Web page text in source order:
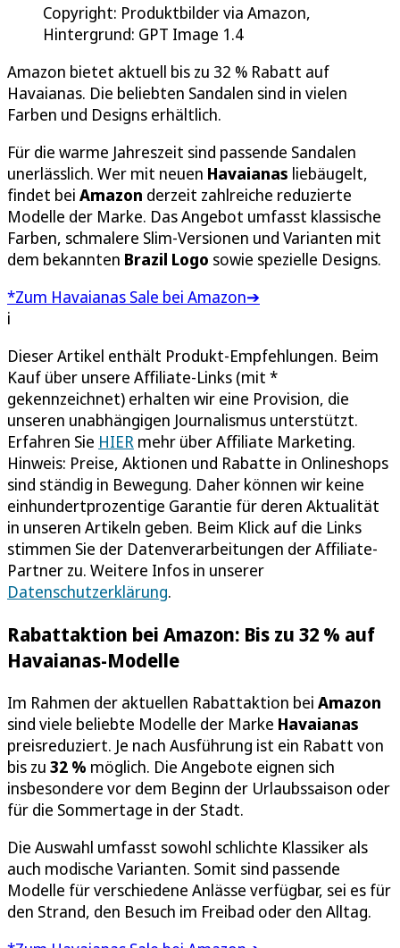
Copyright: Produktbilder via Amazon,
Hintergrund: GPT Image 1.4
Amazon bietet aktuell bis zu 32 % Rabatt auf
Havaianas. Die beliebten Sandalen sind in vielen
Farben und Designs erhältlich.
Für die warme Jahreszeit sind passende Sandalen
unerlässlich. Wer mit neuen Havaianas liebäugelt,
findet bei Amazon derzeit zahlreiche reduzierte
Modelle der Marke. Das Angebot umfasst klassische
Farben, schmalere Slim-Versionen und Varianten mit
dem bekannten Brazil Logo sowie spezielle Designs.
*Zum Havaianas Sale bei Amazon➔
i
Dieser Artikel enthält Produkt-Empfehlungen. Beim
Kauf über unsere Affiliate-Links (mit *
gekennzeichnet) erhalten wir eine Provision, die
unseren unabhängigen Journalismus unterstützt.
Erfahren Sie HIER mehr über Affiliate Marketing.
Hinweis: Preise, Aktionen und Rabatte in Onlineshops
sind ständig in Bewegung. Daher können wir keine
einhundertprozentige Garantie für deren Aktualität
in unseren Artikeln geben. Beim Klick auf die Links
stimmen Sie der Datenverarbeitungen der Affiliate-
Partner zu. Weitere Infos in unserer
Datenschutzerklärung.
Rabattaktion bei Amazon: Bis zu 32 % auf
Havaianas-Modelle
Im Rahmen der aktuellen Rabattaktion bei Amazon
sind viele beliebte Modelle der Marke Havaianas
preisreduziert. Je nach Ausführung ist ein Rabatt von
bis zu 32 % möglich. Die Angebote eignen sich
insbesondere vor dem Beginn der Urlaubssaison oder
für die Sommertage in der Stadt.
Die Auswahl umfasst sowohl schlichte Klassiker als
auch modische Varianten. Somit sind passende
Modelle für verschiedene Anlässe verfügbar, sei es für
den Strand, den Besuch im Freibad oder den Alltag.